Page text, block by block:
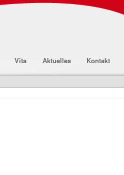
Vita Aktuelles Kontakt